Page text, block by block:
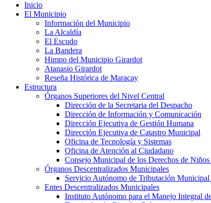
Inicio
El Municipio
Información del Municipio
La Alcaldía
El Escudo
La Bandera
Himno del Municipio Girardot
Atanasio Girardot
Reseña Histórica de Maracay
Estructura
Órganos Superiores del Nivel Central
Dirección de la Secretaria del Despacho
Dirección de Información y Comunicación
Dirección Ejecutiva de Gestión Humana
Dirección Ejecutiva de Catastro Municipal
Oficina de Tecnología y Sistemas
Oficina de Atención al Ciudadano
Consejo Municipal de los Derechos de
Órganos Descentralizados Municipales
Servicio Autónomo de Tributación
Entes Descentralizados Municipales
Instituto Autónomo para el Manejo Integral